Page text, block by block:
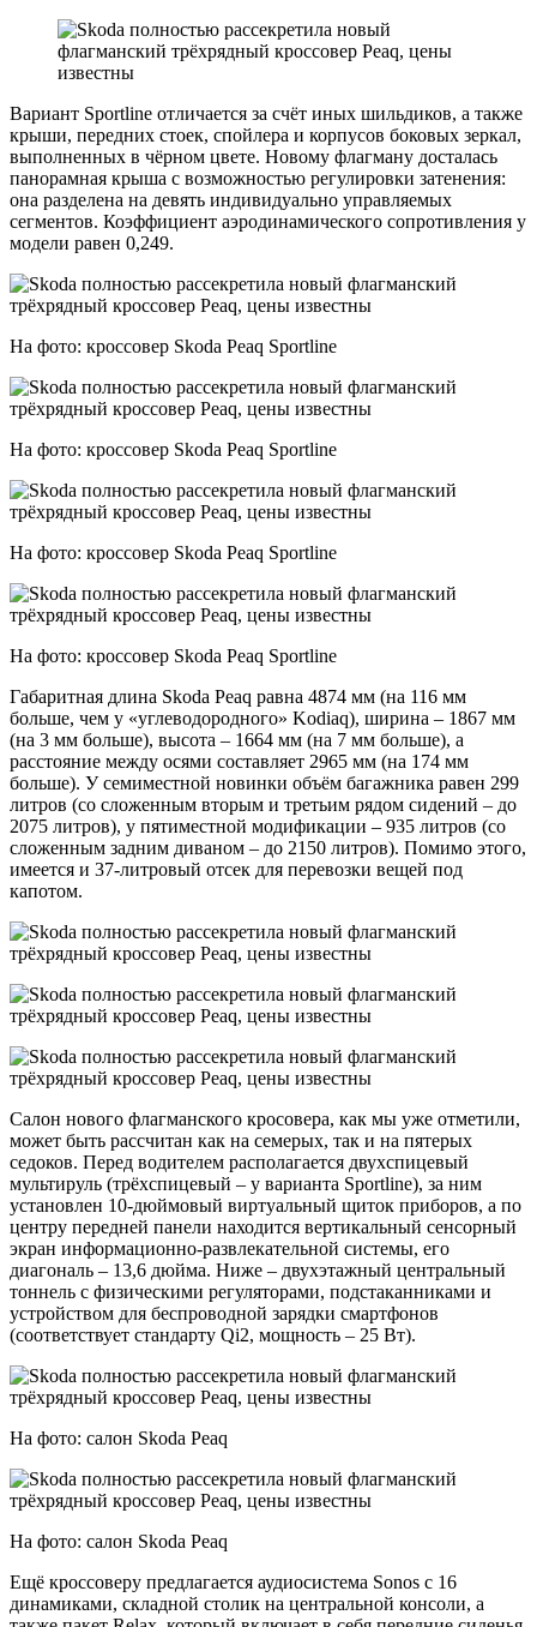
Вариант Sportline отличается за счёт иных шильдиков, а также
крыши, передних стоек, спойлера и корпусов боковых зеркал,
выполненных в чёрном цвете. Новому флагману досталась
панорамная крыша с возможностью регулировки затенения:
она разделена на девять индивидуально управляемых
сегментов. Коэффициент аэродинамического сопротивления у
модели равен 0,249.
На фото: кроссовер Skoda Peaq Sportline
На фото: кроссовер Skoda Peaq Sportline
На фото: кроссовер Skoda Peaq Sportline
На фото: кроссовер Skoda Peaq Sportline
Габаритная длина Skoda Peaq равна 4874 мм (на 116 мм
больше, чем у «углеводородного» Kodiaq), ширина – 1867 мм
(на 3 мм больше), высота – 1664 мм (на 7 мм больше), а
расстояние между осями составляет 2965 мм (на 174 мм
больше). У семиместной новинки объём багажника равен 299
литров (со сложенным вторым и третьим рядом сидений – до
2075 литров), у пятиместной модификации – 935 литров (со
сложенным задним диваном – до 2150 литров). Помимо этого,
имеется и 37-литровый отсек для перевозки вещей под
капотом.
Салон нового флагманского кросовера, как мы уже отметили,
может быть рассчитан как на семерых, так и на пятерых
седоков. Перед водителем располагается двухспицевый
мультируль (трёхспицевый – у варианта Sportline), за ним
установлен 10-дюймовый виртуальный щиток приборов, а по
центру передней панели находится вертикальный сенсорный
экран информационно-развлекательной системы, его
диагональ – 13,6 дюйма. Ниже – двухэтажный центральный
тоннель с физическими регуляторами, подстаканниками и
устройством для беспроводной зарядки смартфонов
(соответствует стандарту Qi2, мощность – 25 Вт).
На фото: салон Skoda Peaq
На фото: салон Skoda Peaq
Ещё кроссоверу предлагается аудиосистема Sonos с 16
динамиками, складной столик на центральной консоли, а